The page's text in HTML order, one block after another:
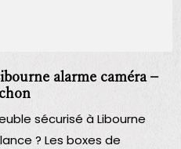
alarme caméra –
sécurisé à Libourne
? Les boxes de